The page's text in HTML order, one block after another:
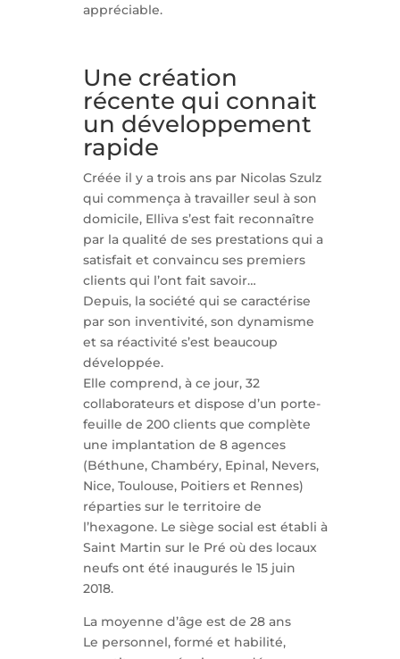
appréciable.
Une création
récente qui connait
un développement
rapide
Créée il y a trois ans par Nicolas Szulz
qui commença à travailler seul à son
domicile, Elliva s’est fait reconnaître
par la qualité de ses prestations qui a
satisfait et convaincu ses premiers
clients qui l’ont fait savoir…
Depuis, la société qui se caractérise
par son inventivité, son dynamisme
et sa réactivité s’est beaucoup
développée.
Elle comprend, à ce jour, 32
collaborateurs et dispose d’un porte-
feuille de 200 clients que complète
une implantation de 8 agences
(Béthune, Chambéry, Epinal, Nevers,
Nice, Toulouse, Poitiers et Rennes)
réparties sur le territoire de
l’hexagone. Le siège social est établi à
Saint Martin sur le Pré où des locaux
neufs ont été inaugurés le 15 juin
2018.
La moyenne d’âge est de 28 ans
Le personnel, formé et habilité,